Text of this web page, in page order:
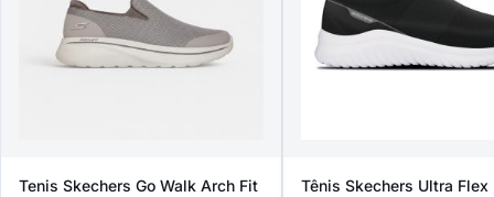
Tenis Skechers Go Walk Arch Fit
Tênis Skechers Ultra Flex